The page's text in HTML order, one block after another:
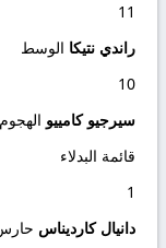
11
راندي نتيكا الوسط
10
سيرجيو كامييو الهجوم
قائمة البدلاء
1
دانيال كارديناس